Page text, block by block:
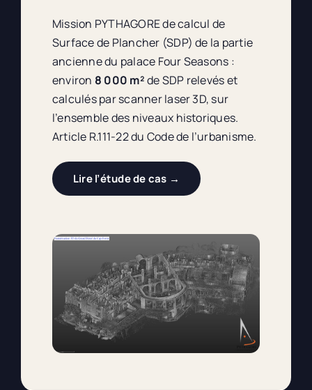
Mission PYTHAGORE de calcul de
Surface de Plancher (SDP) de la partie
ancienne du palace Four Seasons :
environ 8 000 m²de SDP relevés et
calculés par scanner laser 3D, sur
l’ensemble des niveaux historiques.
Article R.111-22 du Code de l’urbanisme.
Lire l’étude de cas →